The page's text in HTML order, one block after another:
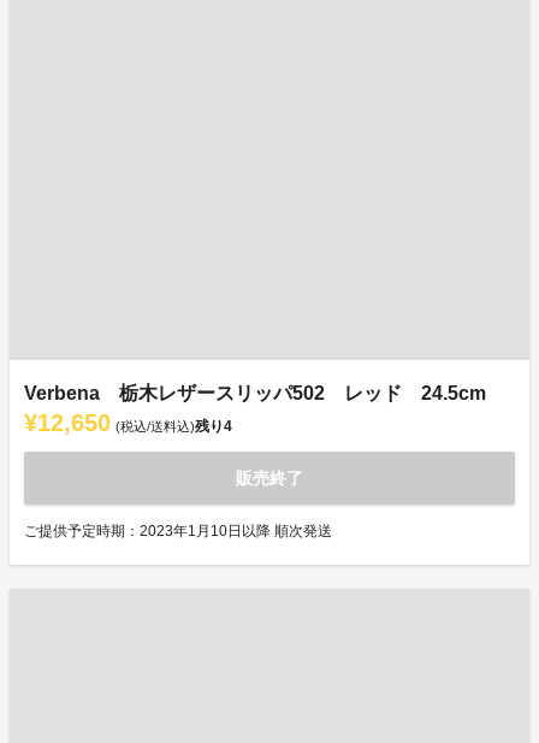
Verbena 栃木レザースリッパ502 レッド 24.5cm
¥12,650 (税込/送料込)残り4
販売終了
ご提供予定時期：2023年1月10日以降 順次発送